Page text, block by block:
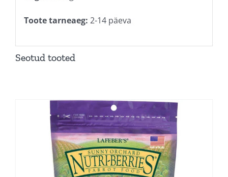
Toote tarneaeg: 2-14 päeva
Seotud tooted